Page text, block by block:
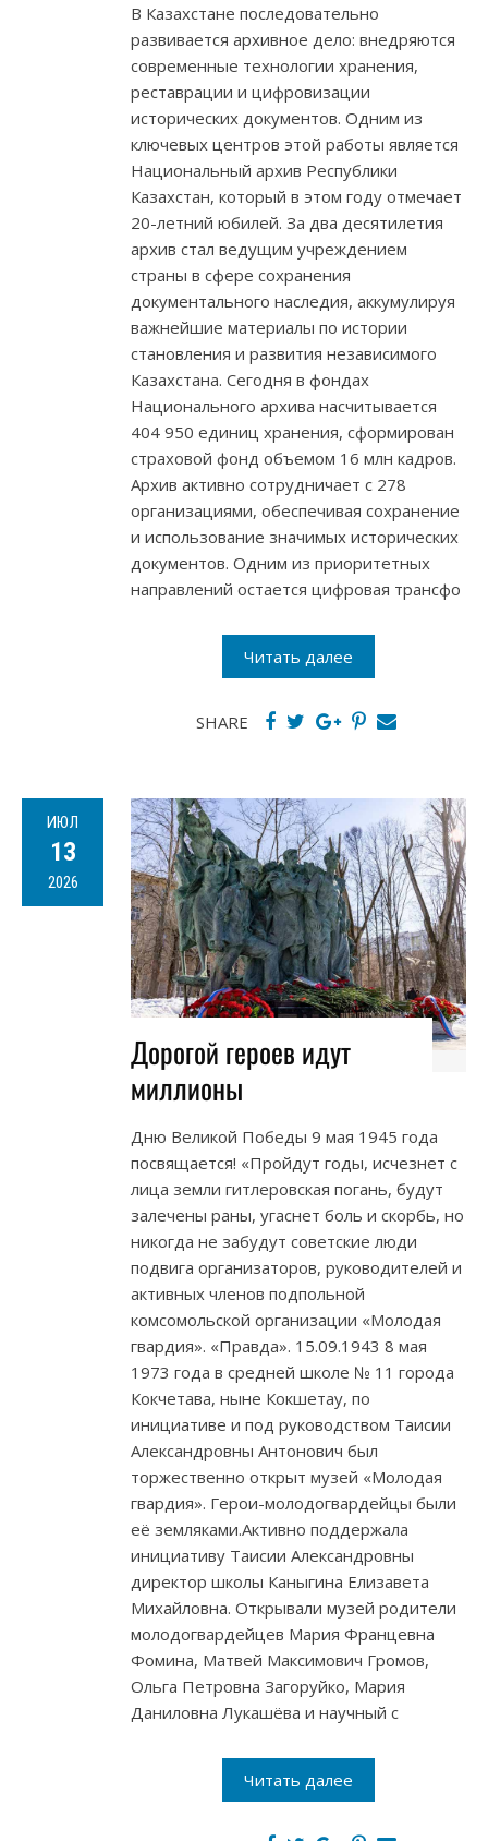
В Казахстане последовательно
развивается архивное дело: внедряются
современные технологии хранения,
реставрации и цифровизации
исторических документов. Одним из
ключевых центров этой работы является
Национальный архив Республики
Казахстан, который в этом году отмечает
20-летний юбилей. За два десятилетия
архив стал ведущим учреждением
страны в сфере сохранения
документального наследия, аккумулируя
важнейшие материалы по истории
становления и развития независимого
Казахстана. Сегодня в фондах
Национального архива насчитывается
404 950 единиц хранения, сформирован
страховой фонд объемом 16 млн кадров.
Архив активно сотрудничает с 278
организациями, обеспечивая сохранение
и использование значимых исторических
документов. Одним из приоритетных
направлений остается цифровая трансфо
Читать далее
SHARE
ИЮЛ
13
2026
Дорогой героев идут
миллионы
Дню Великой Победы 9 мая 1945 года
посвящается! «Пройдут годы, исчезнет с
лица земли гитлеровская погань, будут
залечены раны, угаснет боль и скорбь, но
никогда не забудут советские люди
подвига организаторов, руководителей и
активных членов подпольной
комсомольской организации «Молодая
гвардия». «Правда». 15.09.1943 8 мая
1973 года в средней школе № 11 города
Кокчетава, ныне Кокшетау, по
инициативе и под руководством Таисии
Александровны Антонович был
торжественно открыт музей «Молодая
гвардия». Герои-молодогвардейцы были
её земляками.Активно поддержала
инициативу Таисии Александровны
директор школы Каныгина Елизавета
Михайловна. Открывали музей родители
молодогвардейцев Мария Францевна
Фомина, Матвей Максимович Громов,
Ольга Петровна Загоруйко, Мария
Даниловна Лукашёва и научный с
Читать далее